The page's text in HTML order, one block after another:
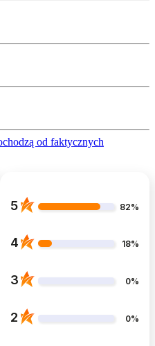
od faktycznych
5 82%
4 18%
3 0%
2 0%